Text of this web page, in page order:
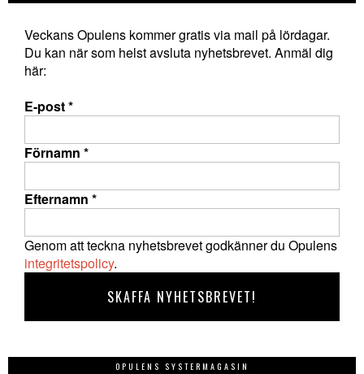
Veckans Opulens kommer gratis via mail på lördagar.
Du kan när som helst avsluta nyhetsbrevet. Anmäl dig
här:
E-post*
Förnamn *
Efternamn *
Genom att teckna nyhetsbrevet godkänner du Opulens
integritetspolicy.
OPULENS SYSTERMAGASIN